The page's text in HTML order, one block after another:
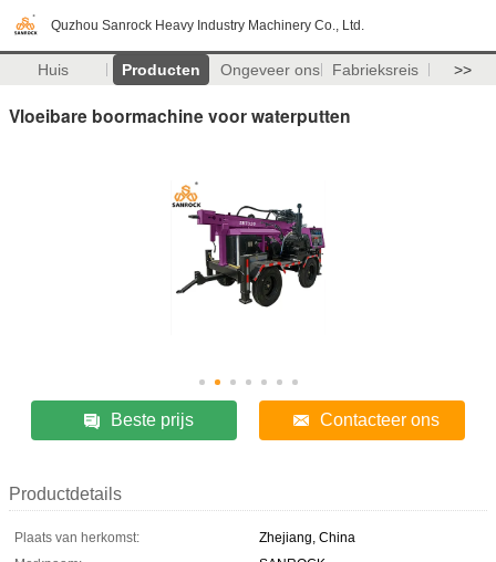
Quzhou Sanrock Heavy Industry Machinery Co., Ltd.
Huis Producten Ongeveer ons Fabrieksreis >>
Vloeibare boormachine voor waterputten
Beste prijs Contacteer ons
Productdetails
Plaats van herkomst:
Zhejiang, China